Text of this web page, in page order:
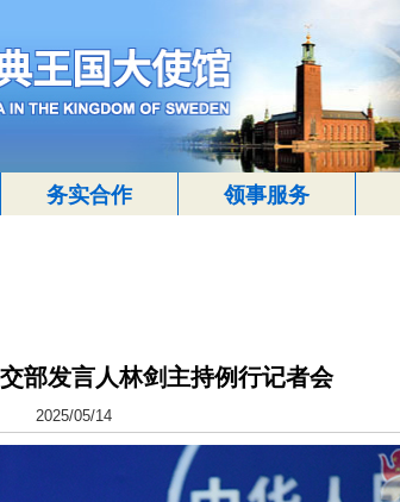
务实合作 领事服务
部发言人林剑主持例行记者会
2025/05/14